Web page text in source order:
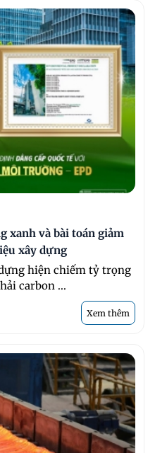
xanh và bài toán giảm
xây dựng
hiện chiếm tỷ trọng
carbon ...
Xem thêm